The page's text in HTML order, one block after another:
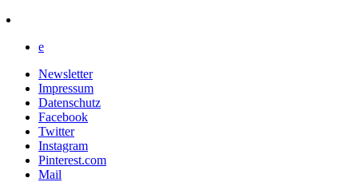
e
Newsletter
Impressum
Datenschutz
Facebook
Twitter
Instagram
Pinterest.com
Mail